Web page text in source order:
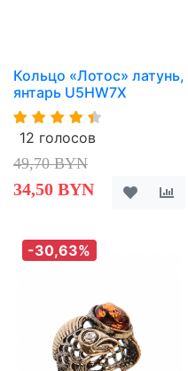
Кольцо «Лотос» латунь,
янтарь U5HW7X
12 голосов
49,70 BYN
34,50 BYN
-30,63%